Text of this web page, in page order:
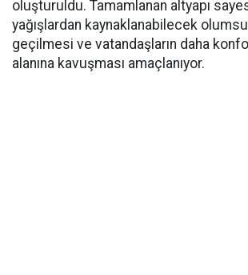
oluşturuldu. Tamamlanan altyapı
yağışlardan kaynaklanabilecek
geçilmesi ve vatandaşların daha
alanına kavuşması amaçlanıyor.